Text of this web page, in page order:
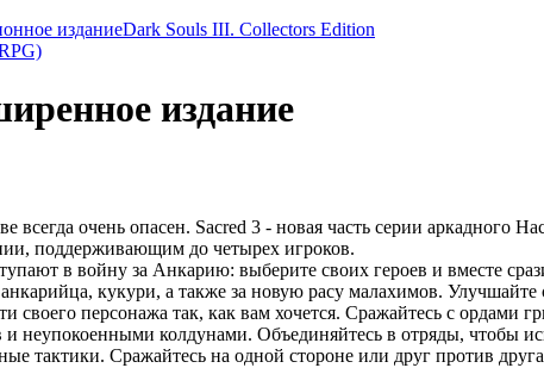
изданиеDark Souls III. Collectors Edition
издание
всегда очень опасен. Sacred 3 - новая часть серии аркадного
поддерживающим до четырех игроков.
в войну за Анкарию: выберите своих героев и вместе
кукури, а также за новую расу малахимов.
своего персонажа так, как вам хочется. Сражайтесь с
и неупокоенными колдунами. Объединяйтесь в отряды, чтобы
тактики. Сражайтесь на одной стороне или друг против